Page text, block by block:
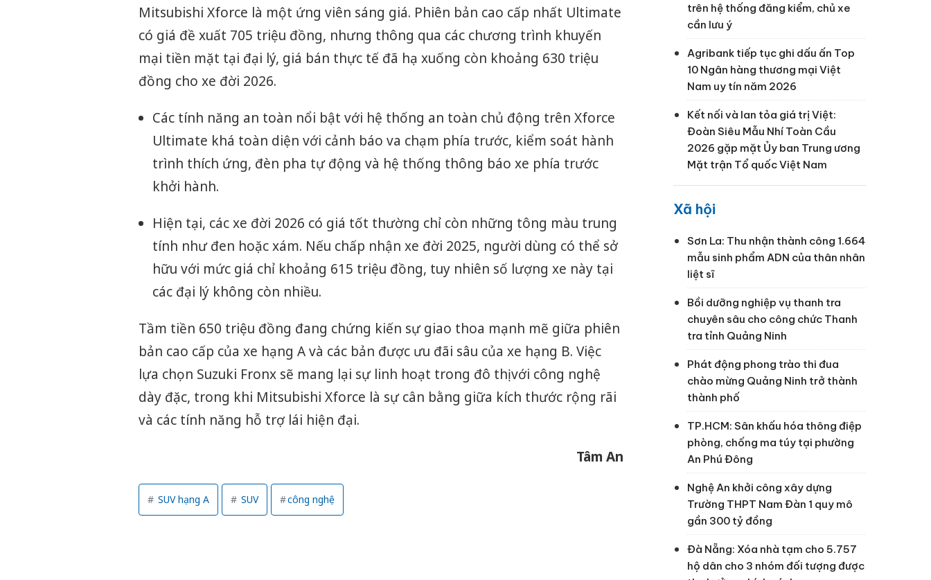
Mitsubishi Xforce là một ứng viên sáng giá. Phiên bản cao cấp nhất Ultimate
có giá đề xuất 705 triệu đồng, nhưng thông qua các chương trình khuyến
mại tiền mặt tại đại lý, giá bán thực tế đã hạ xuống còn khoảng 630 triệu
đồng cho xe đời 2026.
Các tính năng an toàn nổi bật với hệ thống an toàn chủ động trên Xforce
Ultimate khá toàn diện với cảnh báo va chạm phía trước, kiểm soát hành
trình thích ứng, đèn pha tự động và hệ thống thông báo xe phía trước
khởi hành.
Hiện tại, các xe đời 2026 có giá tốt thường chỉ còn những tông màu trung
tính như đen hoặc xám. Nếu chấp nhận xe đời 2025, người dùng có thể sở
hữu với mức giá chỉ khoảng 615 triệu đồng, tuy nhiên số lượng xe này tại
các đại lý không còn nhiều.
Tầm tiền 650 triệu đồng đang chứng kiến sự giao thoa mạnh mẽ giữa phiên
bản cao cấp của xe hạng A và các bản được ưu đãi sâu của xe hạng B. Việc
lựa chọn Suzuki Fronx sẽ mang lại sự linh hoạt trong đô thị với công nghệ
dày đặc, trong khi Mitsubishi Xforce là sự cân bằng giữa kích thước rộng rãi
và các tính năng hỗ trợ lái hiện đại.
Tâm An
SUV hạng A SUV công nghệ
trên hệ thống đăng kiểm, chủ xe
cần lưu ý
Agribank tiếp tục ghi dấu ấn Top
10 Ngân hàng thương mại Việt
Nam uy tín năm 2026
Kết nối và lan tỏa giá trị Việt:
Đoàn Siêu Mẫu Nhí Toàn Cầu
2026 gặp mặt Ủy ban Trung ương
Mặt trận Tổ quốc Việt Nam
Xã hội
Sơn La: Thu nhận thành công 1.664
mẫu sinh phẩm ADN của thân nhân
liệt sĩ
Bồi dưỡng nghiệp vụ thanh tra
chuyên sâu cho công chức Thanh
tra tỉnh Quảng Ninh
Phát động phong trào thi đua
chào mừng Quảng Ninh trở thành
thành phố
TP.HCM: Sân khấu hóa thông điệp
phòng, chống ma túy tại phường
An Phú Đông
Nghệ An khởi công xây dựng
Trường THPT Nam Đàn 1 quy mô
gần 300 tỷ đồng
Đà Nẵng: Xóa nhà tạm cho 5.757
hộ dân cho 3 nhóm đối tượng được